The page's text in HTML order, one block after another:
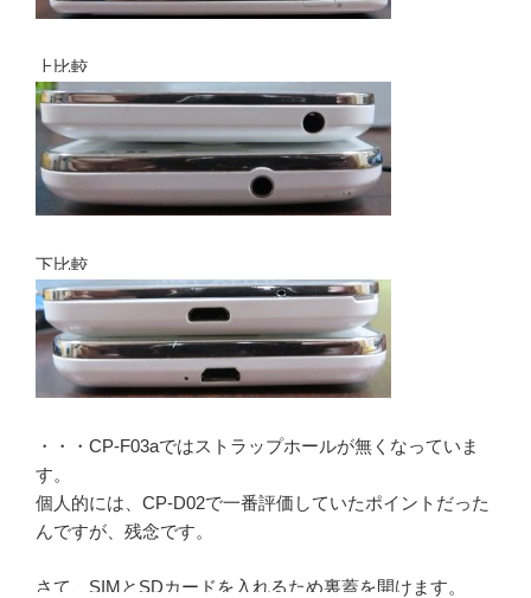
上比較
下比較
・・・CP-F03aではストラップホールが無くなっていま
す。
個人的には、CP-D02で一番評価していたポイントだった
んですが、残念です。
さて、SIMとSDカードを入れるため裏蓋を開けます。